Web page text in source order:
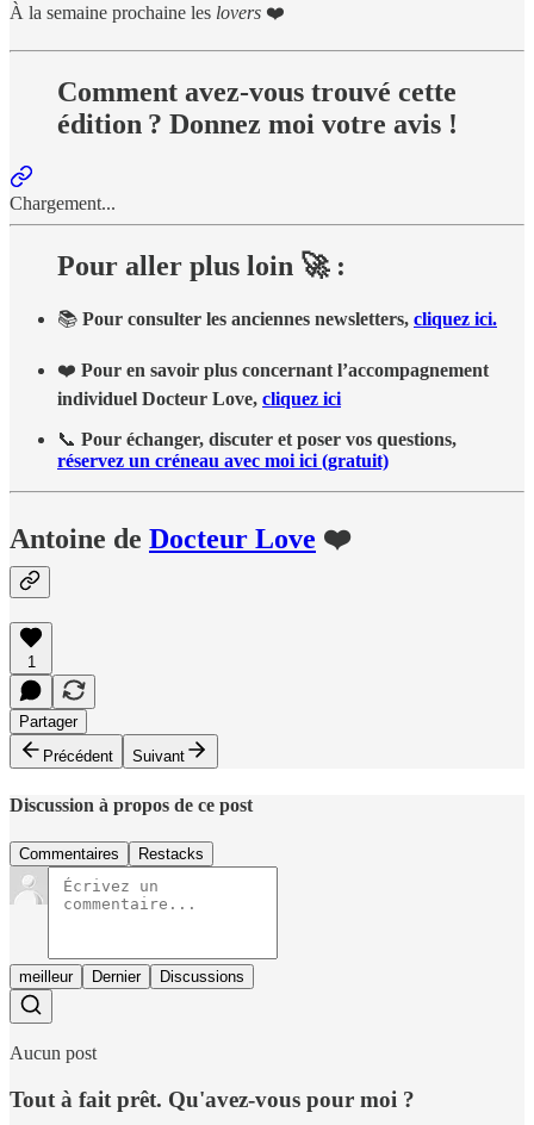
À la semaine prochaine les lovers ❤️
Comment avez-vous trouvé cette
édition ? Donnez moi votre avis !
Chargement...
Pour aller plus loin 🚀 :
📚 Pour consulter les anciennes newsletters, cliquez ici.
❤️ Pour en savoir plus concernant l’accompagnement
individuel Docteur Love, cliquez ici
📞 Pour échanger, discuter et poser vos questions,
réservez un créneau avec moi ici (gratuit)
Antoine de Docteur Love ❤️
1
Partager
Précédent
Suivant
Discussion à propos de ce post
Commentaires Restacks
meilleur Dernier Discussions
Aucun post
Tout à fait prêt. Qu'avez-vous pour moi ?